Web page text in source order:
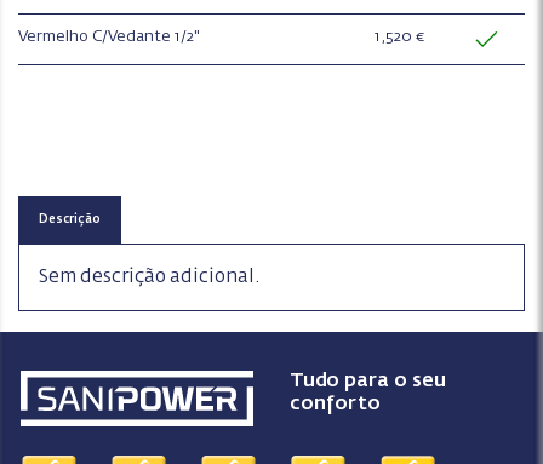
Vermelho C/Vedante 1/2" 1,520 €
Descrição
Sem descrição adicional.
Tudo para o seu
conforto